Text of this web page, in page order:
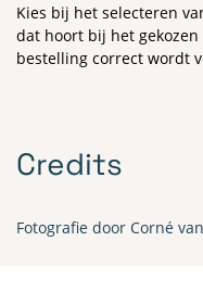
Kies bij het selecteren
dat hoort bij het
bestelling correct wordt
Credits
Fotografie door Corné